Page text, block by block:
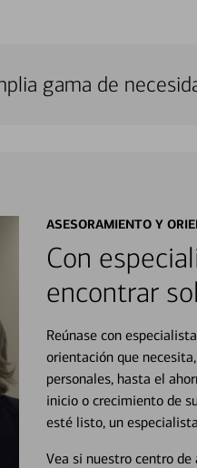
gama de
ASESORAMIENTO Y
Con
encontrar
Reúnase con
orientación que
personales, hasta el
inicio o crecimiento de
esté listo, un
Vea si nuestro centro de